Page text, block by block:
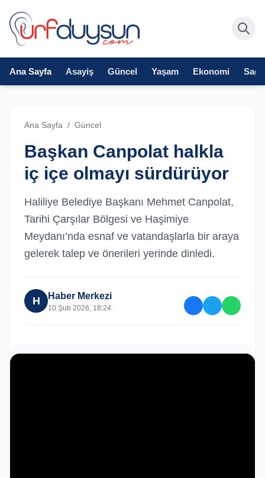
Ana Sayfa Asayiş Güncel Yaşam Ekonomi
Ana Sayfa / Güncel
Başkan Canpolat halkla
iç içe olmayı sürdürüyor
Haliliye Belediye Başkanı Mehmet Canpolat,
Tarihi Çarşılar Bölgesi ve Haşimiye
Meydanı’nda esnaf ve vatandaşlarla bir araya
gelerek talep ve önerileri yerinde dinledi.
H Haber Merkezi
10 Şub 2026, 18:24